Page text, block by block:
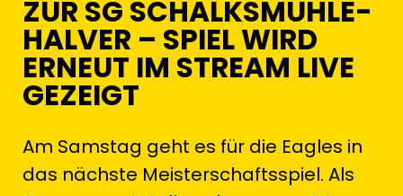
ZUR SG SCHALKSMÜHLE-
HALVER – SPIEL WIRD
ERNEUT IM STREAM LIVE
GEZEIGT
Am Samstag geht es für die Eagles in
das nächste Meisterschaftsspiel. Als